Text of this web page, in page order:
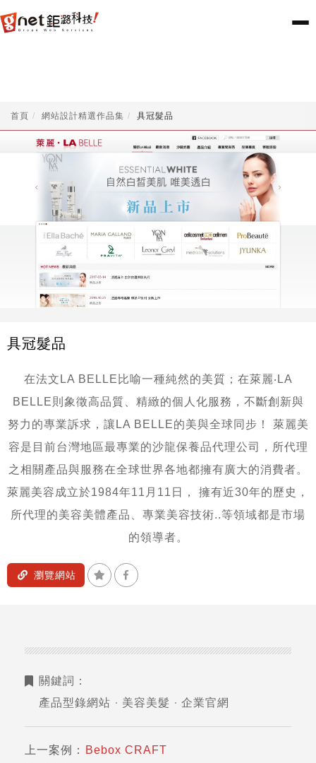
首頁 網站設計精選作品集 具冠髮品
具冠髮品
在法文LA BELLE比喻一種純然的美質；在萊麗‧LA
BELLE則象徵高品質、精緻的個人化服務，不斷創新與
努力的專業訴求，讓LA BELLE的美與全球同步！ 萊麗美
容是目前台灣地區最專業的沙龍保養品代理公司，所代理
之相關產品與服務在全球世界各地都擁有廣大的消費者。
萊麗美容成立於1984年11月11日，
擁有近30年的歷史，
所代理的美容美體產品、專業美容技術..等領域都是市場
的領導者。
瀏覽網站
關鍵詞：
產品型錄網站
美容美髮 企業官網
上一案例：
Bebox CRAFT